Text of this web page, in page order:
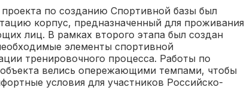
по созданию Спортивной базы был
корпус, предназначенный для проживания
лиц. В рамках второго этапа был создан
элементы спортивной
тренировочного процесса. Работы по
велись опережающими темпами, чтобы
условия для участников Российско-